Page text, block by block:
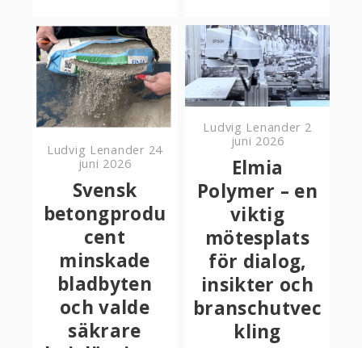
Ludvig Lenander 24
juni 2026
Svensk
betongprodu
cent
minskade
bladbyten
och valde
säkrare
Ludvig Lenander 2
juni 2026
Elmia
Polymer – en
viktig
mötesplats
för dialog,
insikter och
branschutvec
kling